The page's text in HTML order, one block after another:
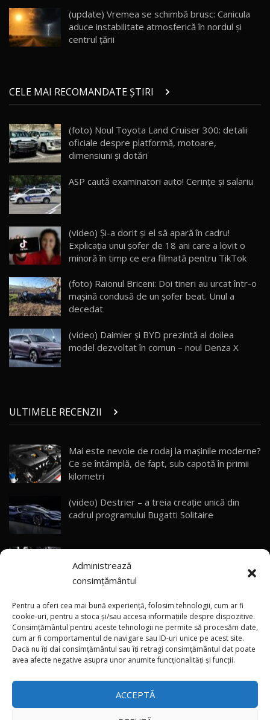
Administrează
consimțământul
Pentru a oferi cea mai bună experiență, folosim tehnologii, cum ar fi
cookie-uri, pentru a stoca și/sau accesa informațiile despre dispozitive.
Consimțământul pentru aceste tehnologii ne permite să procesăm date,
cum ar fi comportamentul de navigare sau ID-uri unice pe acest site.
Dacă nu îți dai consimțământul sau îți retragi consimțământul dat poate
avea afecte negative asupra unor anumite funcționalități și funcții.
ACCEPTĂ
AutoBlog.MD
23:36
20
Noul ZEEKR 7X / Test Drive AutoBlog.MD
29:08
21
AutoBlog.MD
16:59
22
Noua Mazda 6e / Test Drive AutoBlog.MD
26:59
23
Lynk & Co 01 / Test Drive AutoBlog.MD
24
Van Electric Testat în Moldova / AutoBlog.MD
26:38
25
mai Exclusiv și Puternic Defender Testat în
Moldova
32:21
26
AutoBlog.MD
10:57
28
Noul Geely Monjaro 2025! Mai ieftin și mai
dotat / Test Drive AutoBlog.MD
ZEEKR 9X - PRIMUL TEST DRIVE ÎN ROMÂNĂ!
CUM SE CONDUCE?
33:40
30
Primele impresii despre BYD Seal U DM-i,
Sealion 7 și Seal 5 DM-i / Test Drive
AutoBlog.MD
13:56
Noul Volvo EX90 / Test Drive AutoBlog.MD
32:06
33
MG RX5 - își merită banii? / Test Drive
AutoBlog.MD
34
Noul DACIA DUSTER DIESEL! Primul test drive în
română
(update) Vremea se schimbă brusc: Canicula
aduce instabilitate atmosferică în nordul și
centrul țării
CELE MAI RECOMANDATE ȘTIRI
(foto) Noul Toyota Land Cruiser 300: detalii
oficiale despre platformă, motoare,
dimensiuni și dotări
ASP caută examinatori auto! Cerințe și salariu
(video) Şi-a dorit şi el să apară în cadru!
Explicaţia unui şofer de 18 ani care a lovit o
minoră în timp ce era filmată pentru TikTok
(foto) Raionul Briceni: Doi tineri au urcat într-o
mașină condusă de un șofer beat. Unul a
decedat
(video) Daimler şi BYD prezintă al doilea
model dezvoltat în comun – noul Denza X
ULTIMELE RECENZII
Mai este nevoie de rodaj la mașinile moderne?
Ce se întâmplă, de fapt, sub capotă în primii
kilometri
(video) Destrier – a treia creație unică din
cadrul programului Bugatti Solitaire
(video) SRT prezintă tehnologia eBoost Air
care elimină decalajul turbo
ANRE: Detensionarea relativă a situației din
Golf influențează prețurile la carburanți în
Moldova
(foto/video) Imaginea zilei: Și în SUA polițiștii
uneori „stau în tufari”
×